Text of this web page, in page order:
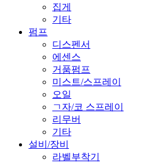
집게
기타
펌프
디스펜서
에센스
거품펌프
미스트/스프레이
오일
ㄱ자/코 스프레이
리무버
기타
설비/장비
라벨부착기